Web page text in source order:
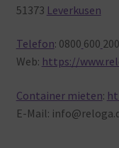
51373 Leverkusen
Telefon: 0800 600
Web: https://
Container mieten:
E-Mail: